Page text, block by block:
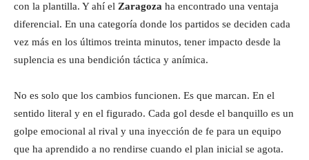
con la plantilla. Y ahí el Zaragoza ha encontrado una ventaja
diferencial. En una categoría donde los partidos se deciden cada
vez más en los últimos treinta minutos, tener impacto desde la
suplencia es una bendición táctica y anímica.
No es solo que los cambios funcionen. Es que marcan. En el
sentido literal y en el figurado. Cada gol desde el banquillo es un
golpe emocional al rival y una inyección de fe para un equipo
que ha aprendido a no rendirse cuando el plan inicial se agota.